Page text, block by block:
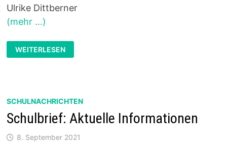
Ulrike Dittberner
(mehr …)
DIGITALE
GEBETSWAND
–
WEITERLESEN
SCHULNACHRICHTEN
Schulbrief: Aktuelle Informationen
8. September 2021